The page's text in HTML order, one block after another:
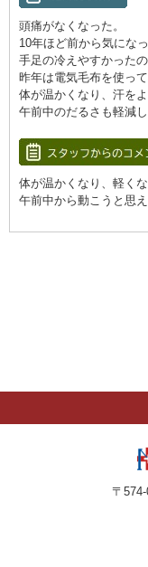
頭痛がなくなった。
10年ほど前から気にな
手足の冷えやすかった
昨年は電気毛布を使っ
体が温かくなり、汗を
午前中のだるさも軽減
体が温かくなり、軽くな
午前中から動こうと思
〒